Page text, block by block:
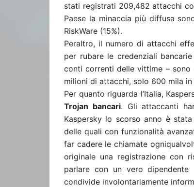
stati registrati 209,482 attacchi
Paese la minaccia più diffusa
RiskWare (15%).
Peraltro, il numero di attacchi
per rubare le credenziali
conti correnti delle vittime –
milioni di attacchi, solo 600 mila
Per quanto riguarda l’Italia,
Trojan bancari. Gli attaccanti
Kaspersky lo scorso anno è
delle quali con funzionalità
far cadere le chiamate
originale una registrazione con
parlare con un vero
condivide involontariamente